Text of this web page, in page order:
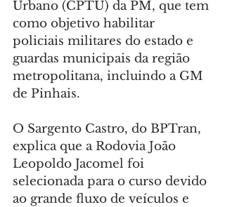
Urbano (CPTU) da PM, que tem
como objetivo habilitar
policiais militares do estado e
guardas municipais da região
metropolitana, incluindo a GM
de Pinhais.
O Sargento Castro, do BPTran,
explica que a Rodovia João
Leopoldo Jacomel foi
selecionada para o curso devido
ao grande fluxo de veículos e